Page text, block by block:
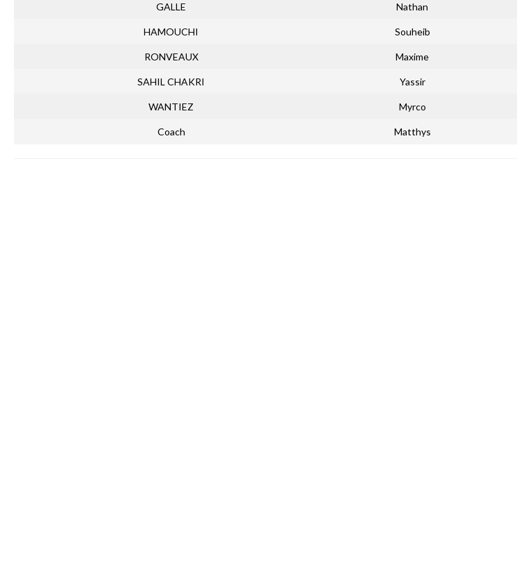
GALLE Nathan
HAMOUCHI Souheib
RONVEAUX Maxime
SAHIL CHAKRI Yassir
WANTIEZ Myrco
Coach Matthys